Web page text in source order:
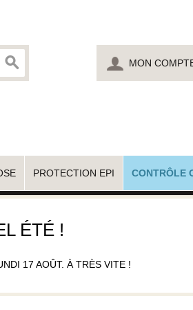
MON
PROTECTION EPI CONTRÔLE
ÉTÉ !
17 AOÛT. À TRÈS VITE !